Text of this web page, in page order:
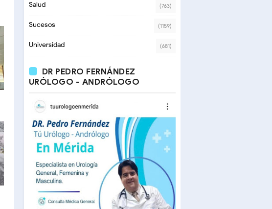
Salud (763)
Sucesos (1159)
Universidad (681)
DR PEDRO FERNÁNDEZ
URÓLOGO - ANDRÓLOGO